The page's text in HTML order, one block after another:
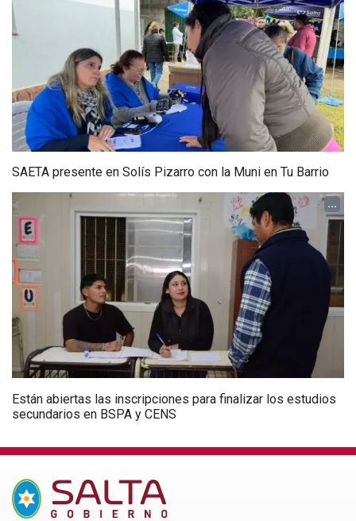
SAETA presente en Solís Pizarro con la Muni en Tu Barrio
...
Están abiertas las inscripciones para finalizar los estudios
secundarios en BSPA y CENS